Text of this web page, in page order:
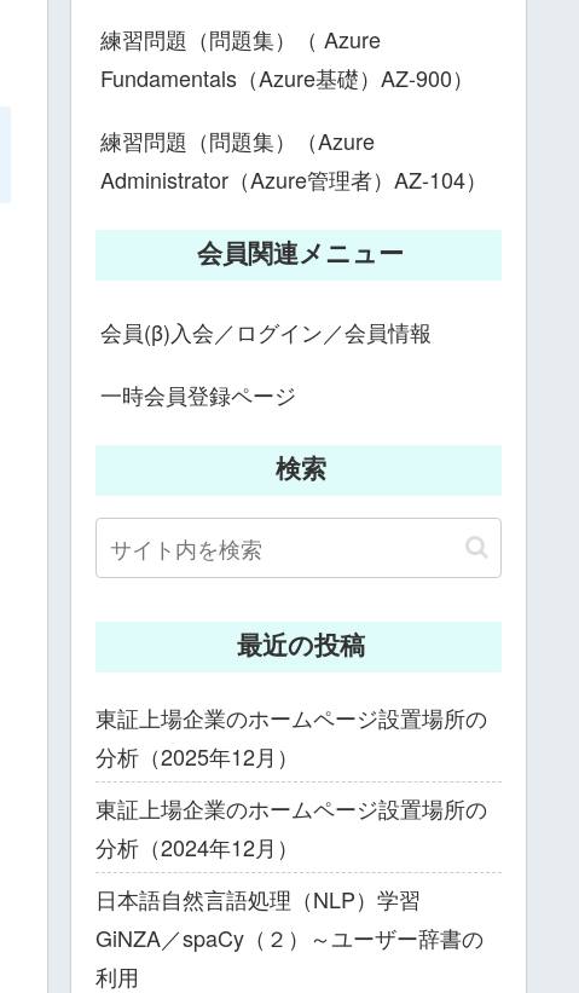
練習問題（問題集）（ Azure
Fundamentals（Azure基礎）AZ-900）
練習問題（問題集）（Azure
Administrator（Azure管理者）AZ-104）
会員関連メニュー
会員(β)入会／ログイン／会員情報
一時会員登録ページ
検索
最近の投稿
東証上場企業のホームページ設置場所の
分析（2025年12月）
東証上場企業のホームページ設置場所の
分析（2024年12月）
日本語自然言語処理（NLP）学習
GiNZA／spaCy（２）～ユーザー辞書の
利用